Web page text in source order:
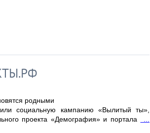
родными
социальную кампанию «Вылитый ты»,
проекта «Демография» и портала